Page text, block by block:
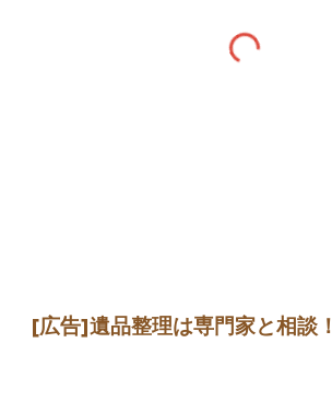
[広告]遺品整理は専門家と相談！